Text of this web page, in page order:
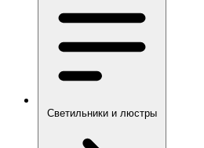
Светильники и люстры